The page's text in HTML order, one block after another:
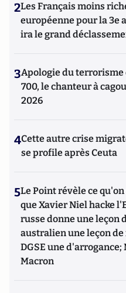
2Les Français moins
européenne pour la 3e
ira le grand
3Apologie du terrorisme
700, le chanteur à
2026
4Cette autre crise
se profile après Ceuta
5Le Point révèle ce
que Xavier Niel hacke
russe donne une leçon
australien une leçon
DGSE une
Macron